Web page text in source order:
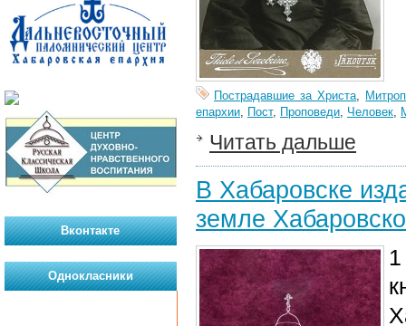
Пострадавшие за Христа,
епархии, Пост, Проповеди, Человек,
Читать дальше
В Хабаровске
земле
Вконтакте
Однокласники